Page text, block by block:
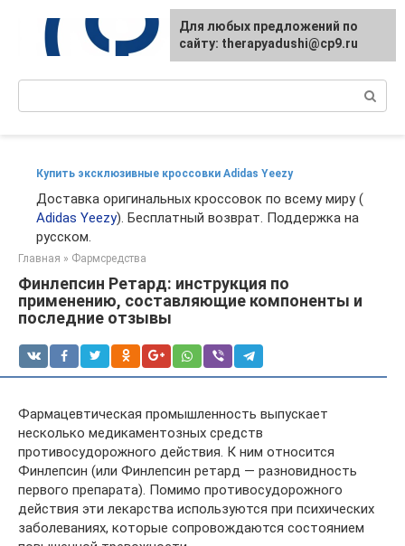
контенту
Купить эксклюзивные кроссовки Adidas Yeezy
Доставка оригинальных кроссовок по всему миру (
Adidas Yeezy). Бесплатный возврат. Поддержка на
русском.
Главная » Фармсредства
Финлепсин Ретард: инструкция по
применению, составляющие компоненты и
последние отзывы
Фармацевтическая промышленность выпускает
несколько медикаментозных средств
противосудорожного действия. К ним относится
Финлепсин (или Финлепсин ретард — разновидность
первого препарата). Помимо противосудорожного
действия эти лекарства используются при психических
заболеваниях, которые сопровождаются состоянием
Для любых предложений по
сайту: therapyadushi@cp9.ru